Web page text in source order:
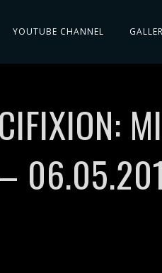
YOUTUBE CHANNEL
–